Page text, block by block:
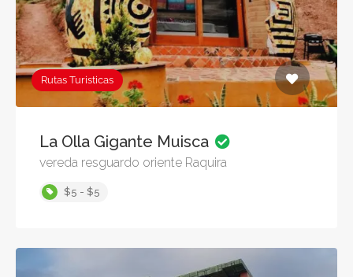
Rutas Turisticas
La Olla Gigante Muisca
vereda resguardo oriente Raquira
$5 - $5